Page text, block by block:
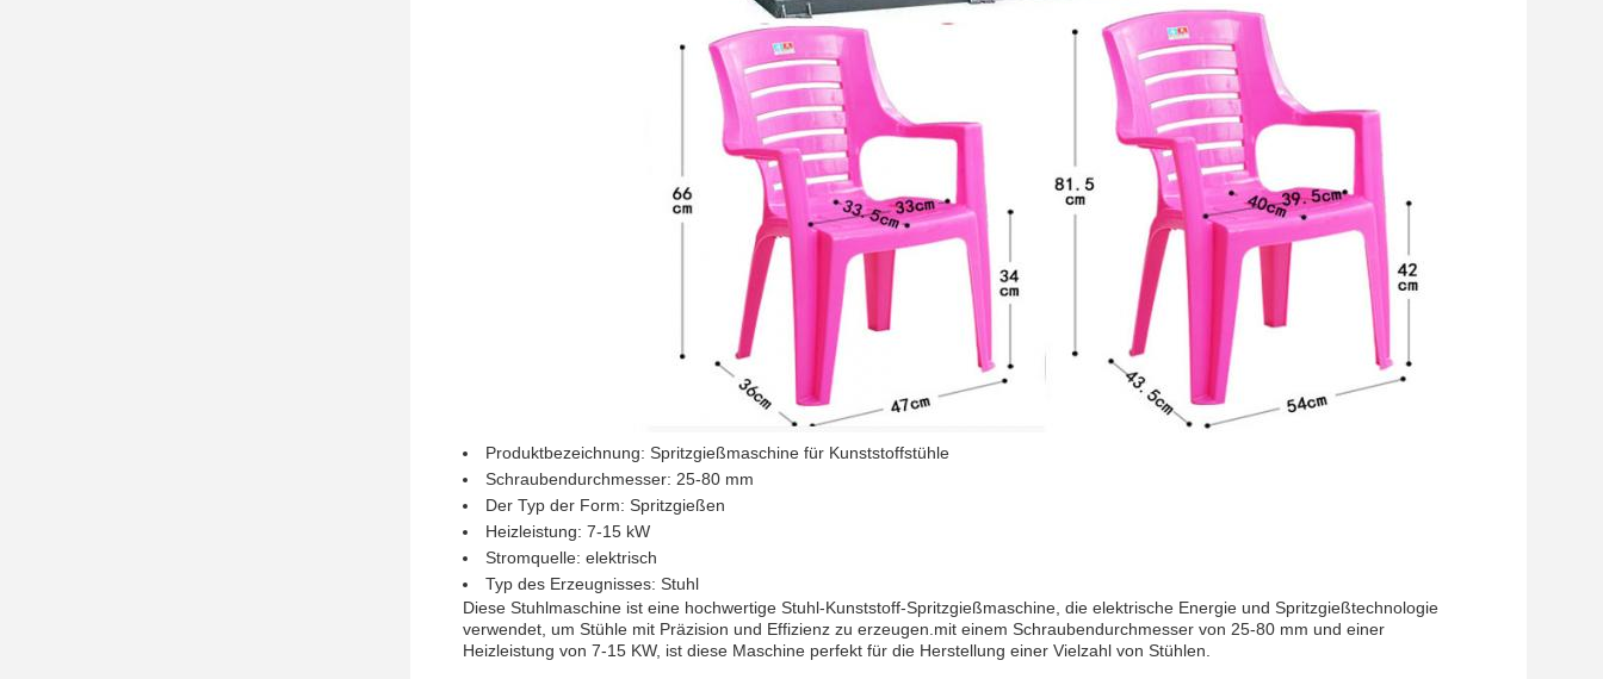
Produktbezeichnung: Spritzgießmaschine für Kunststoffstühle
Schraubendurchmesser: 25-80 mm
Der Typ der Form: Spritzgießen
Heizleistung: 7-15 kW
Stromquelle: elektrisch
Typ des Erzeugnisses: Stuhl
Diese Stuhlmaschine ist eine hochwertige Stuhl-Kunststoff-Spritzgießmaschine, die elektrische Energie und Spritzgießtechnologie
verwendet, um Stühle mit Präzision und Effizienz zu erzeugen.mit einem Schraubendurchmesser von 25-80 mm und einer
Heizleistung von 7-15 KW, ist diese Maschine perfekt für die Herstellung einer Vielzahl von Stühlen.